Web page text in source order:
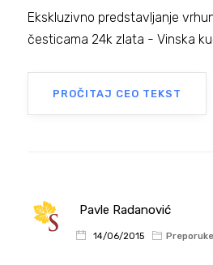
Ekskluzivno predstavljanje
česticama 24k zlata - Vinska
PROČITAJ CEO TEKST
Pavle Radanović
14/06/2015 Preporuke